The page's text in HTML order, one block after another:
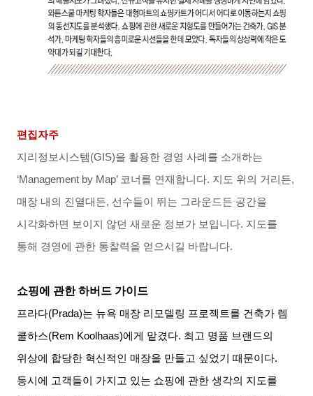
편집자주
지리정보시스템(GIS)을 활용한 경영 사례를 소개하는
‘Management by Map’ 코너를 연재합니다. 지도 위의 거리든,
매장 내의 진열대든, 선수들이 뛰는 그라운드든 공간을
시각화하면 보이지 않던 새로운 정보가 보입니다. 지도를
통해 경영에 관한 통찰력을 얻으시길 바랍니다.
쇼핑에 관한 하버드 가이드
프라다(Prada)는 뉴욕 매장 리모델링 프로젝트를 건축가 렘
쿨하스(Rem Koolhaas)에게 맡겼다. 최고 명품 브랜드의
위상에 합당한 혁신적인 매장을 만들고 싶었기 때문이다.
동시에 고객들이 가지고 있는 쇼핑에 관한 생각의 지도를